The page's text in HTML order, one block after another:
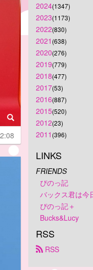
2024(1347)
2023(1173)
2022(830)
2021 (638)
2020(276)
2019(779)
2018(477)
2017(53)
2016(887)
2015(520)
2012(23)
2011 (396)
LINKS
FRIENDS
ぴのっ記
バックス君は今
ぴのっ記＋
Bucks&Lucy
RSS
RSS